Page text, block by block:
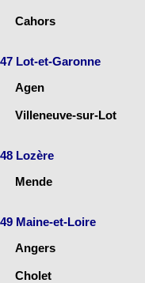
Cahors
47 Lot-et-Garonne
Agen
Villeneuve-sur-Lot
48 Lozère
Mende
49 Maine-et-Loire
Angers
Cholet